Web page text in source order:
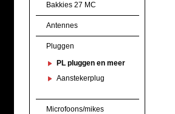
Bakkies 27 MC
Antennes
Pluggen
PL pluggen en meer
Aanstekerplug
Microfoons/mikes